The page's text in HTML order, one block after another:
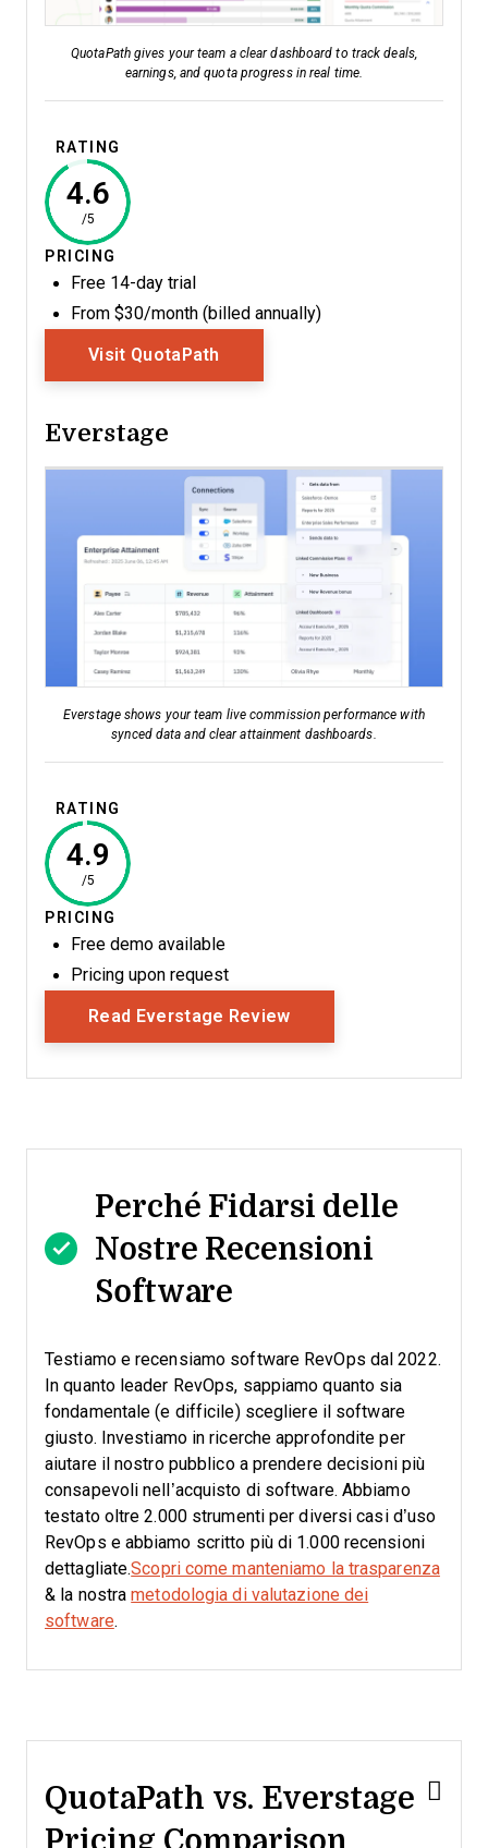
QuotaPath gives your team a clear dashboard to track deals,
earnings, and quota progress in real time.
RATING
4.6
/5
PRICING
Free 14-day trial
From $30/month (billed annually)
Visit QuotaPath
Everstage
Everstage shows your team live commission performance with
synced data and clear attainment dashboards.
RATING
4.9
/5
PRICING
Free demo available
Pricing upon request
Read Everstage ReviewOpens New Window
Perché Fidarsi delle
Nostre Recensioni
Software
Testiamo e recensiamo software RevOps dal 2022.
In quanto leader RevOps, sappiamo quanto sia
fondamentale (e difficile) scegliere il software
giusto. Investiamo in ricerche approfondite per
aiutare il nostro pubblico a prendere decisioni più
consapevoli nell’acquisto di software. Abbiamo
testato oltre 2.000 strumenti per diversi casi d’uso
RevOps e abbiamo scritto più di 1.000 recensioni
dettagliate.Scopri come manteniamo la trasparenza
& la nostrametodologia di valutazione dei
software.
QuotaPath vs. Everstage